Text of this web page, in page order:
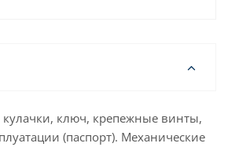
кулачки, ключ, крепежные винты,
(паспорт). Механические